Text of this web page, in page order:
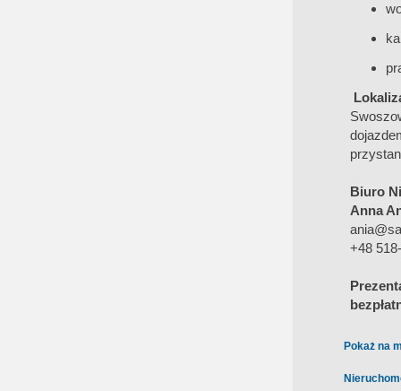
Biuro
Anna
+48
Pokaż na